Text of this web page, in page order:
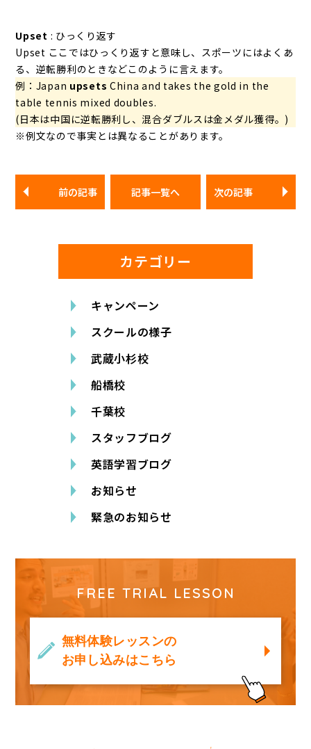
Upset : ひっくり返す
Upset ここではひっくり返すと意味し、スポーツにはよくあ
る、逆転勝利のときなどこのように言えます。
例：Japan upsets China and takes the gold in the
table tennis mixed doubles.
(日本は中国に逆転勝利し、混合ダブルスは金メダル獲得。)
※例文なので事実とは異なることがあります。
前の記事 記事一覧へ 次の記事
カテゴリー
キャンペーン
スクールの様子
武蔵小杉校
船橋校
千葉校
スタッフブログ
英語学習ブログ
お知らせ
緊急のお知らせ
FREE TRIAL LESSON
無料体験レッスンの
お申し込みはこちら